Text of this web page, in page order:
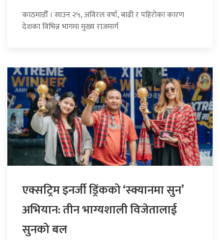
काठमाडौँ । साउन २५, अविरल वर्षा, बाढी र पहिरोका कारण
देशका विभिन्न भागमा मुख्य राजमार्ग
एक्सट्रिम इनर्जी ड्रिंकको ‘स्क्यानमा सुन’
अभियान: तीन भाग्यशाली विजेतालाई
सुनको बल